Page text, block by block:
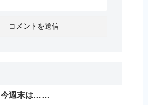
今週末は……